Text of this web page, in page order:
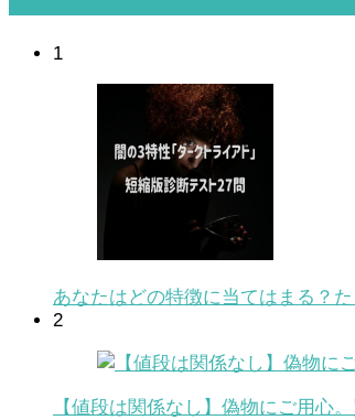
1
あなたはどの特徴に当てはまる？
2
【値段は関係なし】偽物にご用心